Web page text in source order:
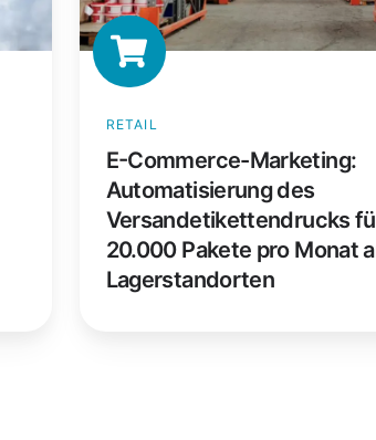
Pakete
pro
Monat
drei
Lagerstandorten
RETAIL
E-Commerce-Marketing:
Automatisierung des
Versandetikettendrucks
20.000 Pakete pro Monat
Lagerstandorten